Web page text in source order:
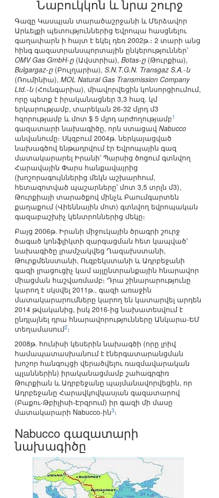
Նաբուկկոն և նրա շուրջ
Գազը Կասպյան տարածաշրջանի և Մերձավոր
Արևելքի պետություններից Եվրոպա հասցնելու
գաղափարն ի հայտ է եկել դեռ 2002թ.։ 2 տարի անց
հինգ գազատրանսպորտային ընկերություններ՝
OMV Gas GmbH-ը (Ավստրիա), Botas-ը (Թուրքիա),
Bulgargaz-ը (Բուլղարիա), S.N.T.G.N. Transgaz S.A.-ն
(Ռումինիա), MOL Natural Gas Transmission Company
Ltd.-ն(Հունգարիա), միավորվեցին կոնսորցիումում,
որը պետք է իրականացներ 3,3 հազ. կմ
երկարությամբ, տարեկան 26-32 մլրդ մ3
հզորությամբ և մոտ $ 5 մլրդ արժողությամբ1
գազատարի նախագիծը, որն ստացավ Nabucco
անվանումը։ Սկզբում 2004թ. ներկայացված
նախագծով ենթադրվում էր Եվրոպային գազ
մատակարարել Իրանի՝ Պարսից ծոցում գտնվող
Հարավային Փարս հանքավայրից
(խոշորագույններից մեկն աշխարհում,
հետազոտված պաշարները՝ մոտ 3,5 տրլն մ3),
Թուրքիայի տարածքով մինչև Բաումգարտեն
քաղաքում (Վիեննային մոտ) գտնվող եվրոպական
գազաբաշխիչ կենտրոններից մեկը։
Բայց 2006թ. Իրանի միջուկային ծրագրի շուրջ
ծագած կոնֆլիկտի զարգացման հետ կապված՝
նախագիծը լրամշակվեց Ղազախստանի,
Թուրքմենստանի, Ուզբեկստանի և Ադրբեջանի
գազի լրացուցիչ կամ այլընտրանքային հնարավոր
միացման հաշվառմամբ։ Դրա շինարարությունը
կարող է սկսվել 2011թ., գազի առաջին
մատակարարումները կարող են կատարվել արդեն
2014 թվականից, իսկ 2016-ից նախատեսվում է
ընդլայնել դրա հնարավորությունները Անկարա-ԵՄ
տեղամասում2։
2008թ. հունիսի կեսերին նախագծի (որը լրիվ
համապատասխանում է էներգատարանցման
խոշոր հանգույցի վերածվելու ռազմավարական
պլաններին) իրականացմամբ շահագրգիռ
Թուրքիան և Ադրբեջանը պայմանավորվեցին, որ
Ադրբեջանը Հարավկովկասյան գազատարով
(Բաքու-Թբիլիսի-Էրզրում) իր գազի մի մասը
մատակարարի Nabucco-ին3։
Nabucco գազատարի
նախագիծը